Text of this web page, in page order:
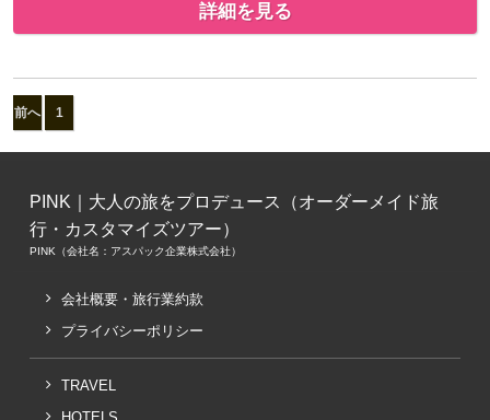
詳細を見る
前へ 1
PINK｜大人の旅をプロデュース（オーダーメイド旅
行・カスタマイズツアー）
PINK（会社名：アスパック企業株式会社）
会社概要・旅行業約款
プライバシーポリシー
TRAVEL